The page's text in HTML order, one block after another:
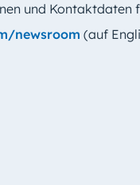
und Kontaktdaten
newsroom (auf